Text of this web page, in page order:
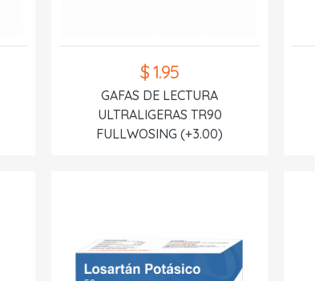
$ 1.95
GAFAS DE LECTURA
ULTRALIGERAS TR90
FULLWOSING (+3.00)